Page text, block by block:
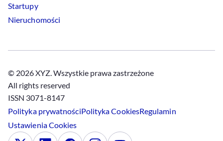
Startupy
Nieruchomości
© 2026 XYZ. Wszystkie prawa zastrzeżone
All rights reserved
ISSN 3071-8147
Polityka prywatnościPolitykaCookiesRegulamin
UstawieniaCookies